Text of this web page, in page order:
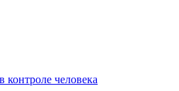
человека